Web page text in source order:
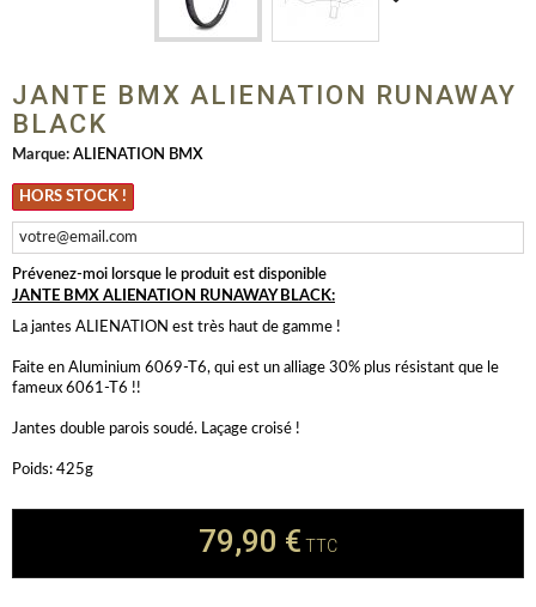
JANTE BMX ALIENATION RUNAWAY
BLACK
Marque: ALIENATION BMX
HORS STOCK !
Prévenez-moi lorsque le produit est disponible
JANTE BMX ALIENATION RUNAWAY BLACK:
La jantes ALIENATION est très haut de gamme !
Faite en Aluminium 6069-T6, qui est un alliage 30% plus résistant que le
fameux 6061-T6 !!
Jantes double parois soudé. Laçage croisé !
Poids: 425g
79,90 € TTC